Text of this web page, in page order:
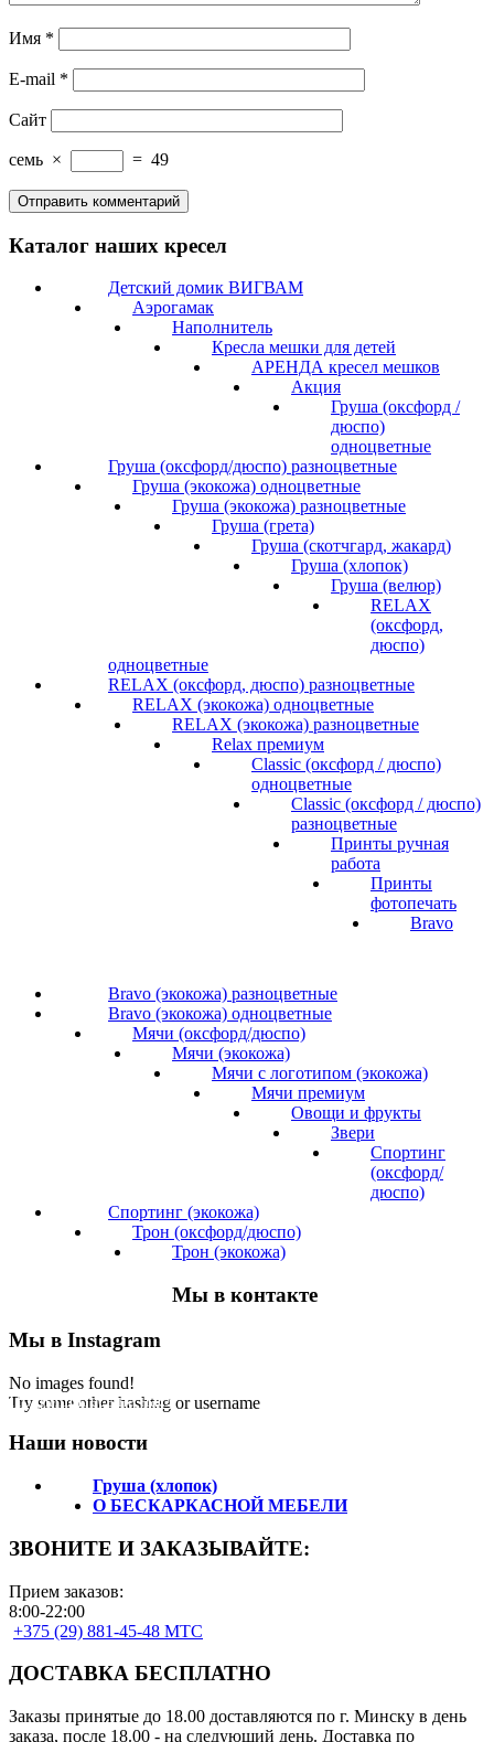
Имя *
E-mail *
Сайт
семь × = 49
Каталог наших кресел
Детский домик ВИГВАМ
Аэрогамак
Наполнитель
Кресла мешки для детей
АРЕНДА кресел мешков
Акция
Груша (оксфорд /
дюспо)
одноцветные
Груша (оксфорд/дюспо) разноцветные
Груша (экокожа) одноцветные
Груша (экокожа) разноцветные
Груша (грета)
Груша (скотчгард, жакард)
Груша (хлопок)
Груша (велюр)
RELAX
(оксфорд,
дюспо)
одноцветные
RELAX (оксфорд, дюспо) разноцветные
RELAX (экокожа) одноцветные
RELAX (экокожа) разноцветные
Relax премиум
Classic (оксфорд / дюспо)
одноцветные
Classic (оксфорд / дюспо)
разноцветные
Принты ручная
работа
Принты
фотопечать
Bravo
Bravo (экокожа) разноцветные
Bravo (экокожа) одноцветные
Мячи (оксфорд/дюспо)
Мячи (экокожа)
Мячи с логотипом (экокожа)
Мячи премиум
Овощи и фрукты
Звери
Спортинг
(оксфорд/
дюспо)
Спортинг (экокожа)
Трон (оксфорд/дюспо)
Трон (экокожа)
Мы в контакте
Мы в Instagram
No images found!
Try some other hashtag or username
Подпишитесь на нас!
Наши новости
Груша (хлопок)
О БЕСКАРКАСНОЙ МЕБЕЛИ
ЗВОНИТЕ И ЗАКАЗЫВАЙТЕ:
Прием заказов:
8:00-22:00
+375 (29) 881-45-48 МТС
ДОСТАВКА БЕСПЛАТНО
Заказы принятые до 18.00 доставляются по г. Минску в день
заказа, после 18.00 - на следующий день. Доставка по